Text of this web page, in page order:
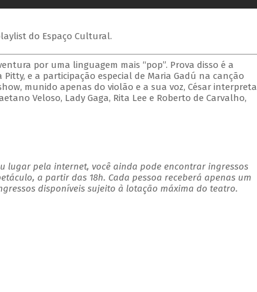
do Espaço Cultural.
por uma linguagem mais “pop”. Prova disso é a
e a participação especial de Maria Gadú na canção
munido apenas do violão e a sua voz, César interpreta
Veloso, Lady Gaga, Rita Lee e Roberto de Carvalho,
lugar pela internet, você ainda pode encontrar ingressos
a partir das 18h. Cada pessoa receberá apenas um
disponíveis sujeito à lotação máxima do teatro.